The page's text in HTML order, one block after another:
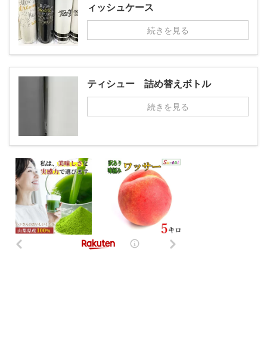
ィッシュケース
続きを見る
ティシュー 詰め替えボトル
続きを見る